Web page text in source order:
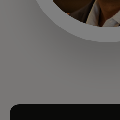
s’ouvre dans un